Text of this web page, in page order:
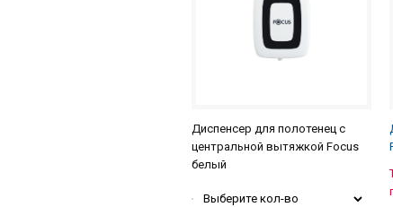
Диспенсер для полотенец с
центральной вытяжкой Focus
белый
Выберите кол-во